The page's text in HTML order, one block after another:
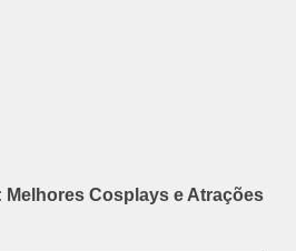
Melhores Cosplays e Atrações